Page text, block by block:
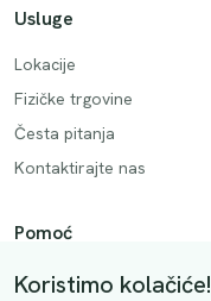
Usluge
Lokacije
Fizičke trgovine
Česta pitanja
Kontaktirajte nas
Pomoć
Način plaćanja
Koristimo kolačiće!